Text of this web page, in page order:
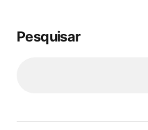
Pesquisar